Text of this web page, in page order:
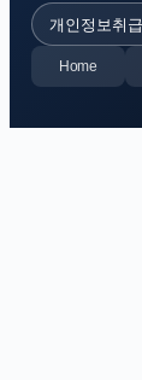
개인정보취
Home